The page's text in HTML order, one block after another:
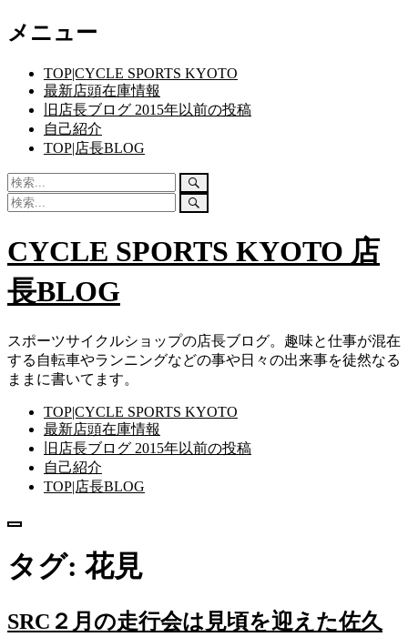
コ
ン
ッ
プ
メニュー
TOP|CYCLE SPORTS KYOTO
最新店頭在庫情報
旧店長ブログ 2015年以前の投稿
自己紹介
TOP|店長BLOG
検
索:
検
索
開
検
検
始
CYCLE SPORTS KYOTO 店
長BLOG
スポーツサイクルショップの店長ブログ。趣味と仕事が混在
する自転車やランニングなどの事や日々の出来事を徒然なる
ままに書いてます。
TOP|CYCLE SPORTS KYOTO
最新店頭在庫情報
旧店長ブログ 2015年以前の投稿
自己紹介
TOP|店長BLOG
メ
ュ
ー
タグ: 花見
SRC２月の走行会は見頃を迎えた佐久